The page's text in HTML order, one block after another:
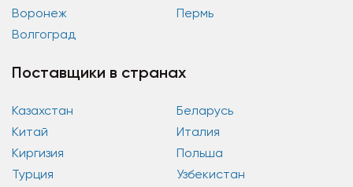
Воронеж
Пермь
Волгоград
Поставщики в странах
Казахстан
Беларусь
Китай
Италия
Киргизия
Польша
Турция
Узбекистан